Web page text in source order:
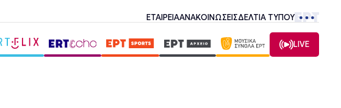
ΕΤΑΙΡΕΙΑΑΝΑΚΟΙΝΩΣΕΙΣΔΕΛΤΙΑ ΤΥΠΟΥ
LIVE